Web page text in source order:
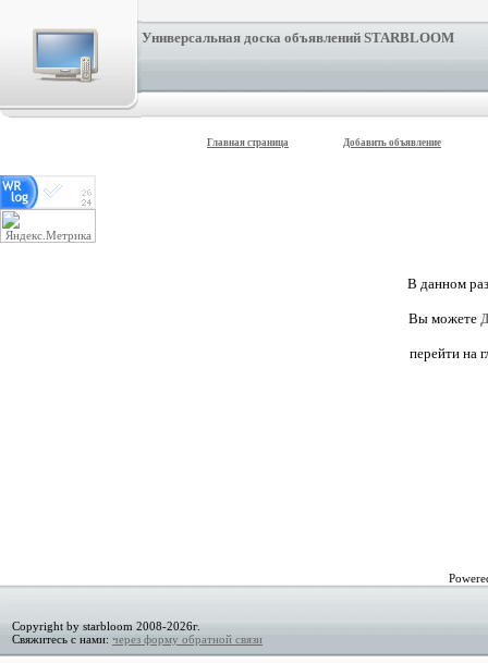
Универсальная доска объявлений STARBLOOM
Главная страница Добавить объявление
В данном
Вы можете
перейти на
Copyright by starbloom 2008-2026г.
Свяжитесь с нами: через форму обратной связи